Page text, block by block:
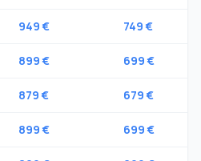
949 € 749 €
899 € 699 €
879 € 679 €
899 € 699 €